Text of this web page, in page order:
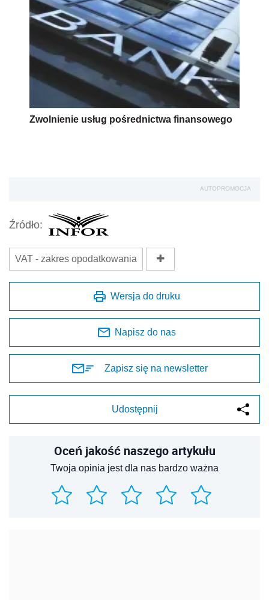
Zwolnienie usług pośrednictwa finansowego
AUTOPROMOCJA
Źródło:
VAT - zakres opodatkowania
Wersja do druku
Napisz do nas
Zapisz się na newsletter
Udostępnij
Oceń jakość naszego artykułu
Twoja opinia jest dla nas bardzo ważna